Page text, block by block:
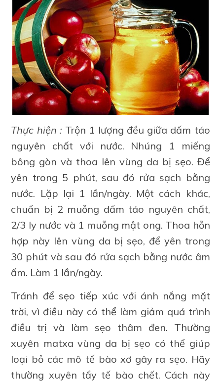
Thực hiện : Trộn 1 lượng đều giữa dấm táo
nguyên chất với nước. Nhúng 1 miếng
bông gòn và thoa lên vùng da bị sẹo. Để
yên trong 5 phút, sau đó rửa sạch bằng
nước. Lặp lại 1 lần/ngày. Một cách khác,
chuẩn bị 2 muỗng dấm táo nguyên chất,
2/3 ly nước và 1 muỗng mật ong. Thoa hỗn
hợp này lên vùng da bị sẹo, để yên trong
30 phút và sau đó rửa sạch bằng nước âm
ấm. Làm 1 lần/ngày.
Tránh để sẹo tiếp xúc với ánh nắng mặt
trời, vì điều này có thể làm giảm quá trình
điều trị và làm sẹo thâm đen. Thường
xuyên matxa vùng da bị sẹo có thể giúp
loại bỏ các mô tế bào xơ gây ra sẹo. Hãy
thường xuyên tẩy tế bào chết. Cách này